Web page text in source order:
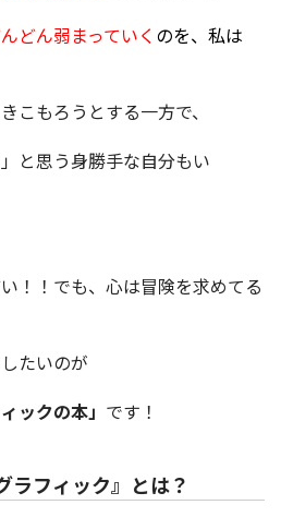
どん弱まっていく のを、私は
こもろうとする一方で、
と思う身勝手な自分もい
！！でも、心は冒険を求めてる
たいのが
ックの本」 です！
ラフィック』とは？